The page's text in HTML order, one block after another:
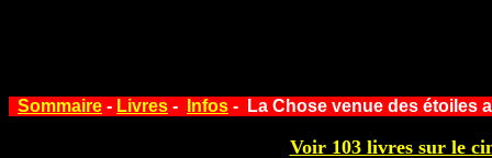
Sommaire - Livres - Infos - La Chose venue des étoiles
Voir 103 livres sur le